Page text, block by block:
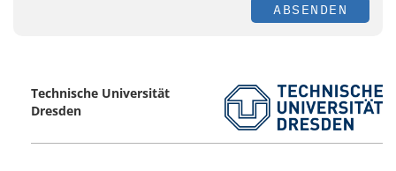
ABSENDEN
Technische Universität
Dresden